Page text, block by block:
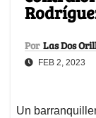
Por Las Dos
FEB 2, 2023
Un